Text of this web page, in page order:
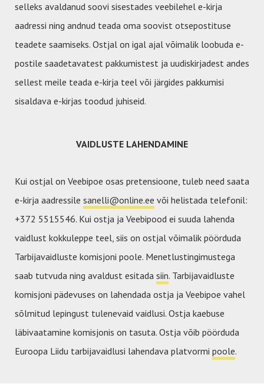
selleks avaldanud soovi sisestades veebilehel e-kirja
aadressi ning andnud teada oma soovist otsepostituse
teadete saamiseks. Ostjal on igal ajal võimalik loobuda e-
postile saadetavatest pakkumistest ja uudiskirjadest andes
sellest meile teada e-kirja teel või järgides pakkumisi
sisaldava e-kirjas toodud juhiseid.
VAIDLUSTE LAHENDAMINE
Kui ostjal on Veebipoe osas pretensioone, tuleb need saata
e-kirja aadressile sanelli@online.ee või helistada telefonil:
+372 5515546. Kui ostja ja Veebipood ei suuda lahenda
vaidlust kokkuleppe teel, siis on ostjal võimalik pöörduda
Tarbijavaidluste komisjoni poole. Menetlustingimustega
saab tutvuda ning avaldust esitada siin. Tarbijavaidluste
komisjoni pädevuses on lahendada ostja ja Veebipoe vahel
sõlmitud lepingust tulenevaid vaidlusi. Ostja kaebuse
läbivaatamine komisjonis on tasuta. Ostja võib pöörduda
Euroopa Liidu tarbijavaidlusi lahendava platvormi poole.